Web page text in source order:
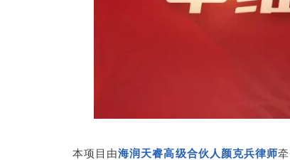
本项目由海润天睿高级合伙人颜克兵律师